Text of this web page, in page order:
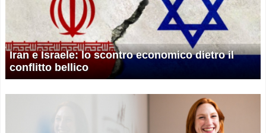
Iran e Israele: lo scontro economico dietro il
conflitto bellico